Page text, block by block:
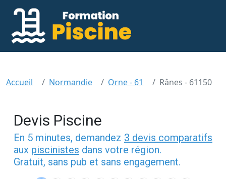
Accueil Normandie Orne - 61 Rânes - 61150
Devis Piscine
En 5 minutes, demandez 3 devis comparatifs
aux piscinistes dans votre région.
Gratuit, sans pub et sans engagement.